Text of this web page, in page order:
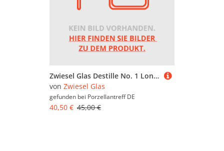
Zwiesel Glas Destille No. 1 Longdrink Glas Set 2-tlg. 0,31 L
von Zwiesel Glas
gefunden bei Porzellantreff DE
40,50 € 45,00 €